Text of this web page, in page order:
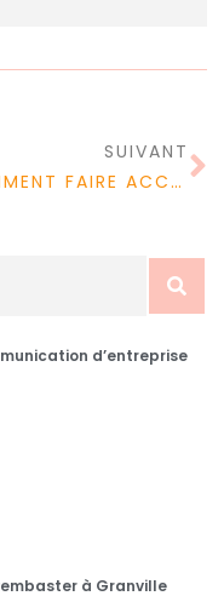
SUIVANT
COMMENT FAIRE ACCENT CIRCONFLEXE ?
d’entreprise
à Granville